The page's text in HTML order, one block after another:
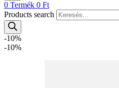
0 Termék 0 Ft
Products search
-10%
-10%